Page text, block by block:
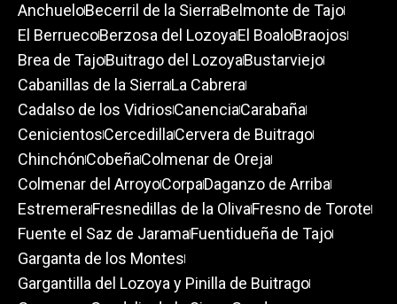
AnchueloBecerril de la SierraBelmonte de Tajo
El BerruecoBerzosa del LozoyaEl BoaloBraojos
Brea de TajoBuitrago del LozoyaBustarviejo
Cabanillas de la SierraLa Cabrera
Cadalso de los VidriosCanenciaCarabaña
CenicientosCercedillaCervera de Buitrago
ChinchónCobeñaColmenar de Oreja
Colmenar del ArroyoCorpaDaganzo de Arriba
EstremeraFresnedillas de la OlivaFresno de Torote
Fuente el Saz de JaramaFuentidueña de Tajo
Garganta de los Montes
Gargantilla del Lozoya y Pinilla de Buitrago